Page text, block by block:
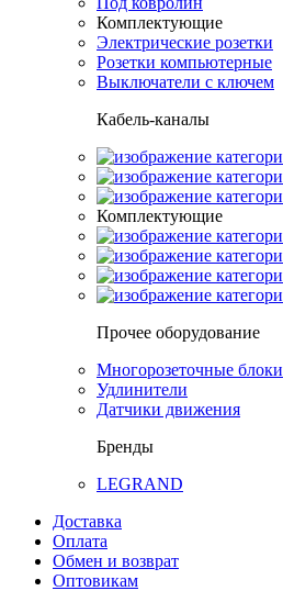
Комплектующие
Электрические розетки
Розетки компьютерные
Выключатели с ключем
Кабель-каналы
Комплектующие
Прочее оборудование
Многорозеточные блоки
Удлинители
Датчики движения
Бренды
LEGRAND
Доставка
Оплата
Обмен и возврат
Оптовикам